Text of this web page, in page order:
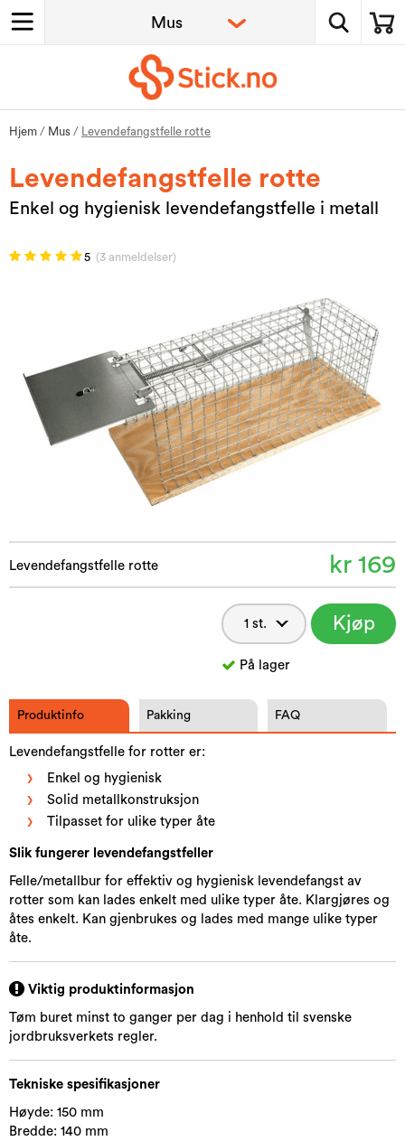
Hjem / Mus / Levendefangstfelle rotte
Levendefangstfelle rotte
Enkel og hygienisk levendefangstfelle i metall
5 (3 anmeldelser)
Levendefangstfelle rotte kr 169
Kjøp
På lager
Produktinfo Pakking FAQ
Levendefangstfelle for rotter er:
Enkel og hygienisk
Solid metallkonstruksjon
Tilpasset for ulike typer åte
Slik fungerer levendefangstfeller
Felle/metallbur for effektiv og hygienisk levendefangst av
rotter som kan lades enkelt med ulike typer åte. Klargjøres og
åtes enkelt. Kan gjenbrukes og lades med mange ulike typer
åte.
Viktig produktinformasjon
Tøm buret minst to ganger per dag i henhold til svenske
jordbruksverkets regler.
Tekniske spesifikasjoner
Høyde: 150 mm
Bredde: 140 mm